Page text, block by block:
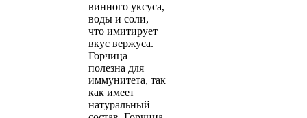
винного уксуса,
воды и соли,
что имитирует
вкус вержуса.
Горчица
полезна для
иммунитета, так
как имеет
натуральный